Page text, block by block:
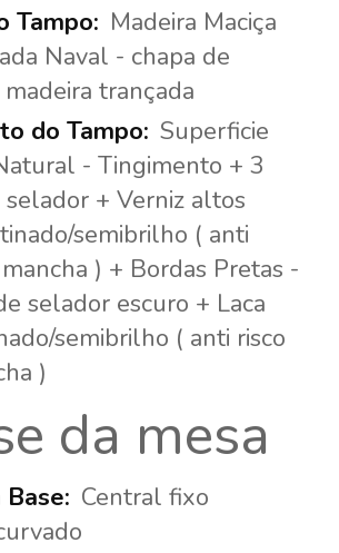
Madeira Maciça
Naval - chapa de
trançada
Superficie
- Tingimento + 3
selador + Verniz altos
semibrilho ( anti
) + Bordas Pretas -
selador escuro + Laca
semibrilho ( anti risco
)
da mesa
Central fixo